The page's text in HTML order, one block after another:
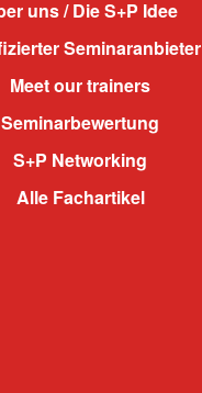
uns / Die S+P Idee
Seminaranbieter
Meet our trainers
Seminarbewertung
S+P Networking
Alle Fachartikel